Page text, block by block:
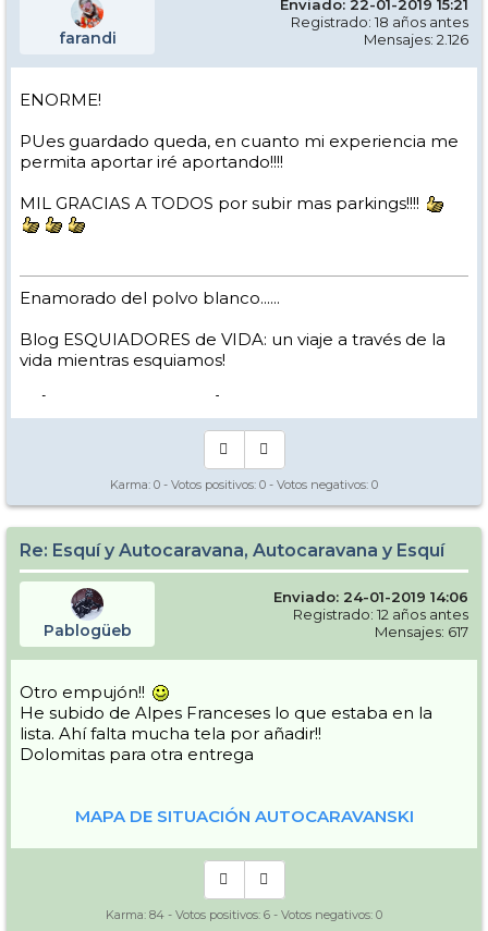
farandi
Enviado: 22-01-2019 15:21
Registrado: 18 años antes
Mensajes: 2.126
ENORME!
PUes guardado queda, en cuanto mi experiencia me
permita aportar iré aportando!!!!
MIL GRACIAS A TODOS por subir mas parkings!!!!
Enamorado del polvo blanco......
Blog ESQUIADORES de VIDA: un viaje a través de la
vida mientras esquiamos!
-> [
]
Karma: 0 - Votos positivos: 0 - Votos negativos: 0
Re: Esquí y Autocaravana, Autocaravana y Esquí
Pablogüeb
Enviado: 24-01-2019 14:06
Registrado: 12 años antes
Mensajes: 617
Otro empujón!!
He subido de Alpes Franceses lo que estaba en la
lista. Ahí falta mucha tela por añadir!!
Dolomitas para otra entrega
MAPA DE SITUACIÓN AUTOCARAVANSKI
Karma: 84 - Votos positivos: 6 - Votos negativos: 0